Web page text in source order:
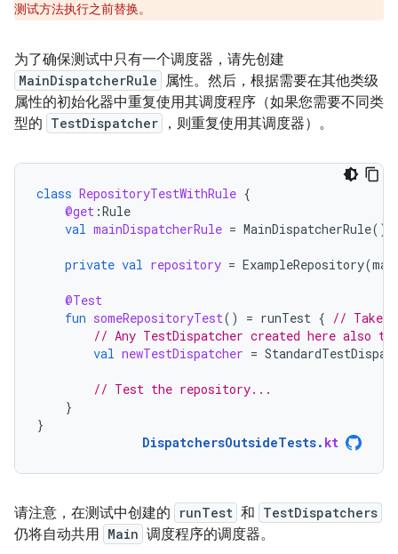
测试方法执行之前替换。
为了确保测试中只有一个调度器，请先创建
MainDispatcherRule 属性。然后，根据需要在其他类级
属性的初始化器中重复使用其调度程序（如果您需要不同类
型的 TestDispatcher ，则重复使用其调度器）。
class RepositoryTestWithRule {
@get :Rule
val mainDispatcherRule = MainDispatcherRule()
private val repository = ExampleRepository(
@Test
fun someRepositoryTest() = runTest { // Takes
// Any TestDispatcher created here also
val newTestDispatcher =
// Test the repository...
}
}
DispatchersOutsideTests. kt
请注意，在测试中创建的 runTest 和 TestDispatchers
仍将自动共用 Main 调度程序的调度器。